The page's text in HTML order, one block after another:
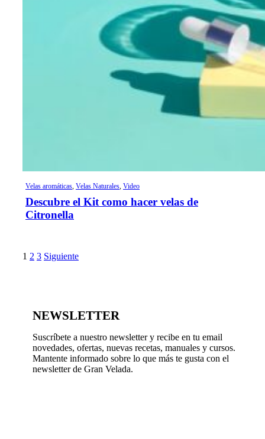
Velas aromáticas Velas Naturales Video
Descubre el Kit como hacer velas de
Citronella
1 2 3 Siguiente
NEWSLETTER
Suscríbete a nuestro newsletter y recibe en tu email
novedades, ofertas, nuevas recetas, manuales y cursos.
Mantente informado sobre lo que más te gusta con el
newsletter de Gran Velada.